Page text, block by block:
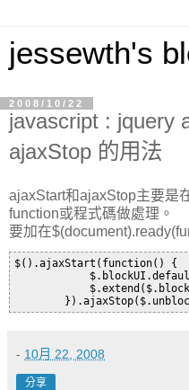
jessewth's
2008/10/22
javascript : jquery
ajaxStop 的用法
ajaxStart和ajaxStop主要是
function或程式碼做處理。
要加在
$().ajaxStart(function() {
- 10月 22, 2008
分享